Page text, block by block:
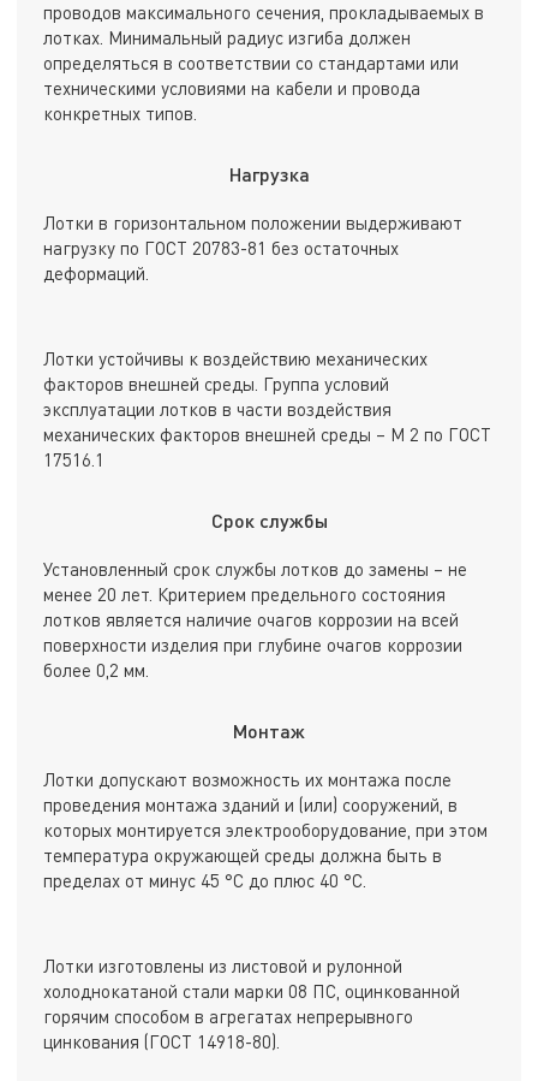
проводов максимального сечения, прокладываемых в
лотках. Минимальный радиус изгиба должен
определяться в соответствии со стандартами или
техническими условиями на кабели и провода
конкретных типов.
Нагрузка
Лотки в горизонтальном положении выдерживают
нагрузку по ГОСТ 20783-81 без остаточных
деформаций.
Лотки устойчивы к воздействию механических
факторов внешней среды. Группа условий
эксплуатации лотков в части воздействия
механических факторов внешней среды – М 2 по ГОСТ
17516.1
Срок службы
Установленный срок службы лотков до замены – не
менее 20 лет. Критерием предельного состояния
лотков является наличие очагов коррозии на всей
поверхности изделия при глубине очагов коррозии
более 0,2 мм.
Монтаж
Лотки допускают возможность их монтажа после
проведения монтажа зданий и (или) сооружений, в
которых монтируется электрооборудование, при этом
температура окружающей среды должна быть в
пределах от минус 45 °С до плюс 40 °С.
Лотки изготовлены из листовой и рулонной
холоднокатаной стали марки 08 ПС, оцинкованной
горячим способом в агрегатах непрерывного
цинкования (ГОСТ 14918-80).